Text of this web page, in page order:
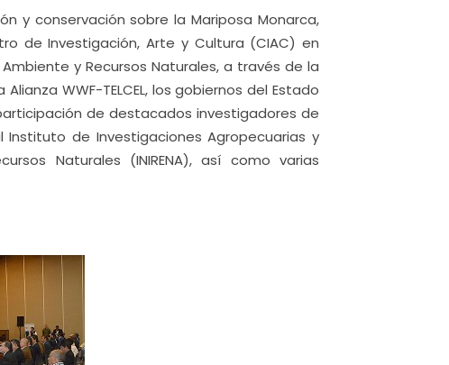
y conservación sobre la Mariposa Monarca,
de Investigación, Arte y Cultura (CIAC) en
y Recursos Naturales, a través de la
WWF-TELCEL, los gobiernos del Estado
de destacados investigadores de
Instituto de Investigaciones Agropecuarias y
Naturales (INIRENA), así como varias